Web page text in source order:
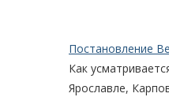
Постановление
Как
Ярославле,